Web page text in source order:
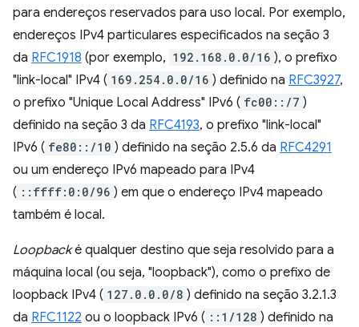
para endereços reservados para uso local. Por exemplo,
endereços IPv4 particulares especificados na seção 3
da RFC1918 (por exemplo, 192.168.0.0/16 ), o prefixo
"link-local" IPv4 ( 169.254.0.0/16 ) definido na RFC3927,
o prefixo "Unique Local Address" IPv6 ( fc00::/7 )
definido na seção 3 da RFC4193, o prefixo "link-local"
IPv6 ( fe80::/10 ) definido na seção 2.5.6 da RFC4291
ou um endereço IPv6 mapeado para IPv4
( ::ffff:0:0/96 ) em que o endereço IPv4 mapeado
também é local.
Loopbacké qualquer destino que seja resolvido para a
máquina local (ou seja, "loopback"), como o prefixo de
loopback IPv4 ( 127.0.0.0/8 ) definido na seção 3.2.1.3
da RFC1122 ou o loopback IPv6 ( ::1/128 ) definido na